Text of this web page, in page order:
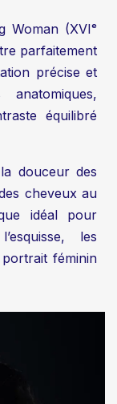
Woman (XVIᵉ
parfaitement
précise et
équilibré
douceur des
cheveux au
idéal pour
les
féminin